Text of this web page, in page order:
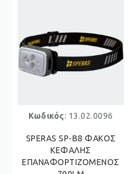
Κωδικός: 13.02.0096
SPERAS SP-B8 ΦΑΚΟΣ
ΚΕΦΑΛΗΣ
ΕΠΑΝΑΦΟΡΤΙΖΟΜΕΝΟΣ